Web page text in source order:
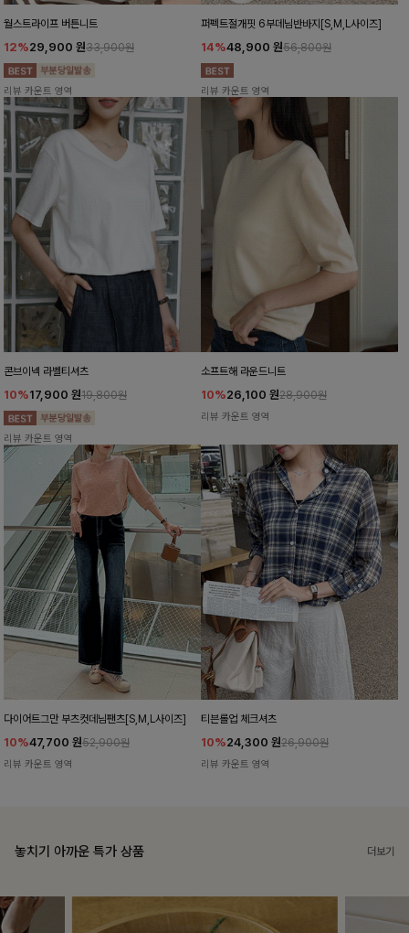
월스트라이프 버튼니트
12%29,900 원33,900원
리뷰 카운트 영역
퍼펙트절개핏 6부데님반바지[S,M,L사이즈]
14%48,900 원56,800원
리뷰 카운트 영역
콘브이넥 라벨티셔츠
10%17,900 원19,800원
리뷰 카운트 영역
소프트해 라운드니트
10%26,100 원28,900원
리뷰 카운트 영역
다이어트그만 부츠컷데님팬츠[S,M,L사이즈]
10%47,700 원52,900원
리뷰 카운트 영역
티븐롤업 체크셔츠
10%24,300 원26,900원
리뷰 카운트 영역
놓치기 아까운 특가 상품 더보기